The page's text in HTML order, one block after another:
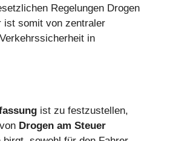
Regelungen Drogen
ist somit von zentraler
in
ist zu festzustellen,
Drogen am Steuer